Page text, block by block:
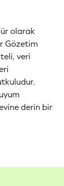
olarak
Gözetim
veri
derin bir